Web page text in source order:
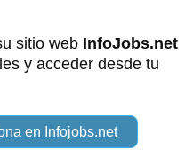
sitio web InfoJobs.net
y acceder desde tu
en Infojobs.net